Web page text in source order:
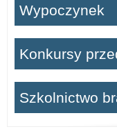
Wypoczynek
Konkursy
Szkolnictwo